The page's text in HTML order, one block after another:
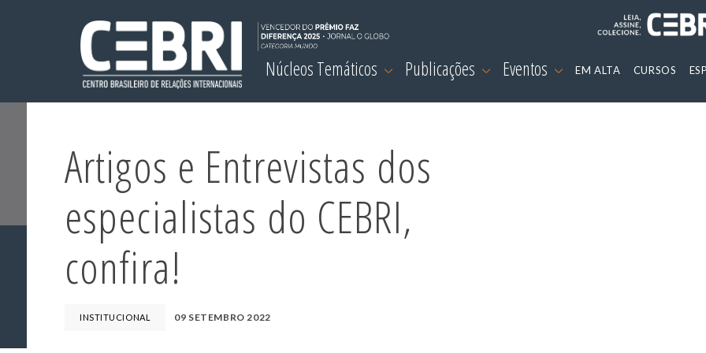
Núcleos Temáticos Publicações Eventos EM ALTA CURSOS
Artigos e Entrevistas dos
especialistas do CEBRI,
confira!
INSTITUCIONAL 09 SETEMBRO 2022